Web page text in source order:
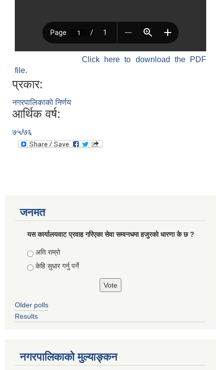
Click here to download the PDF
file.
प्रकार:
नगरपालिकाको निर्णय
आर्थिक वर्ष:
७५/७६
जनमत
यस कार्यालयवाट प्रवाह गरिएका सेवा सम्वनधमा हजुरकाे धारणा के छ ?
Choices
अति राम्राे
केहि सुधार गर्नु पर्ने
Older polls
Results
नगरपालिकाको मुल्याङ्कन